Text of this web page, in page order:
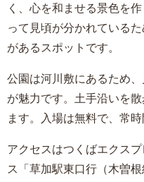
く、心を和ませる景色を
って見頃が分かれている
があるスポットです。
公園は河川敷にあるため
が魅力です。土手沿いを
ます。入場は無料で、常時
アクセスはつくばエクス
ス「草加駅東口行（木曽